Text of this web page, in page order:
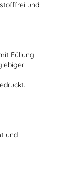
und
Füllung
und